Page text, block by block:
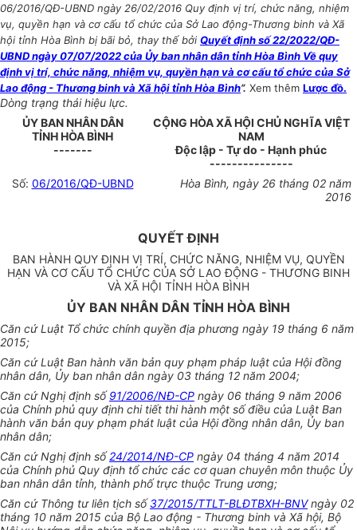
06/2016/QĐ-UBND ngày 26/02/2016 Quy định vị trí, chức năng, nhiệm
vụ, quyền hạn và cơ cấu tổ chức của Sở Lao động-Thương binh và Xã
hội tỉnh Hòa Bình bị bãi bỏ, thay thế bởi Quyết định số 22/2022/QĐ-
UBND ngày 07/07/2022 của Ủy ban nhân dân tỉnh Hòa Bình Về quy
định vị trí, chức năng, nhiệm vụ, quyền hạn và cơ cấu tổ chức của Sở
Lao động - Thương binh và Xã hội tỉnh Hòa Bình”. Xem thêm Lược đồ.
Dòng trạng thái hiệu lực.
ỦY BAN NHÂN DÂN
TỈNHHÒA BÌNH
-------
CỘNG HÒA XÃ HỘI CHỦ NGHĨA VIỆT
NAM
Độc lập - Tự do - Hạnh phúc
---------------
Số: 06/2016/QĐ-UBND Hòa Bình, ngày 26tháng 02năm
2016
QUYẾT ĐỊNH
BAN HÀNH QUY ĐỊNH VỊ TRÍ, CHỨC NĂNG, NHIỆM VỤ, QUYỀN
HẠN VÀ CƠ CẤU TỔ CHỨC CỦA SỞ LAO ĐỘNG - THƯƠNG BINH
VÀ XÃ HỘI TỈNH HÒA BÌNH
ỦY BAN NHÂN DÂN TỈNH HÒA BÌNH
Căn cứ Luật Tổ chức chính quyền địa phương ngày 19 tháng 6 năm
2015;
Căn cứ Luật Ban hành văn bản quy phạm pháp luật của Hội đồng
nhân dân, Ủy ban nhân dân ngày 03 tháng 12 năm 2004;
Căn cứ Nghị định số91/2006/NĐ-CP ngày 06 tháng 9 năm 2006
của Chính phủ quy định chi tiết thi hành một số điều của Luật Ban
hành văn bản quy phạm phát luật của Hội đồng nhân dân, Ủy ban
nhân dân;
Căn cứ Nghị định số24/2014/NĐ-CP ngày 04 tháng 4 năm 2014
của Chính phủ Quy định tổ chức các cơ quan chuyên môn thuộc Ủy
ban nhân dân tỉnh, thành phốtrực thuộc Trung ương;
Căn cứ Thông tư liên tịch số37/2015/TTLT-BLĐTBXH-BNVngày 02
tháng 10 năm 2015 của Bộ Lao động - Thương binh và Xã hội, Bộ